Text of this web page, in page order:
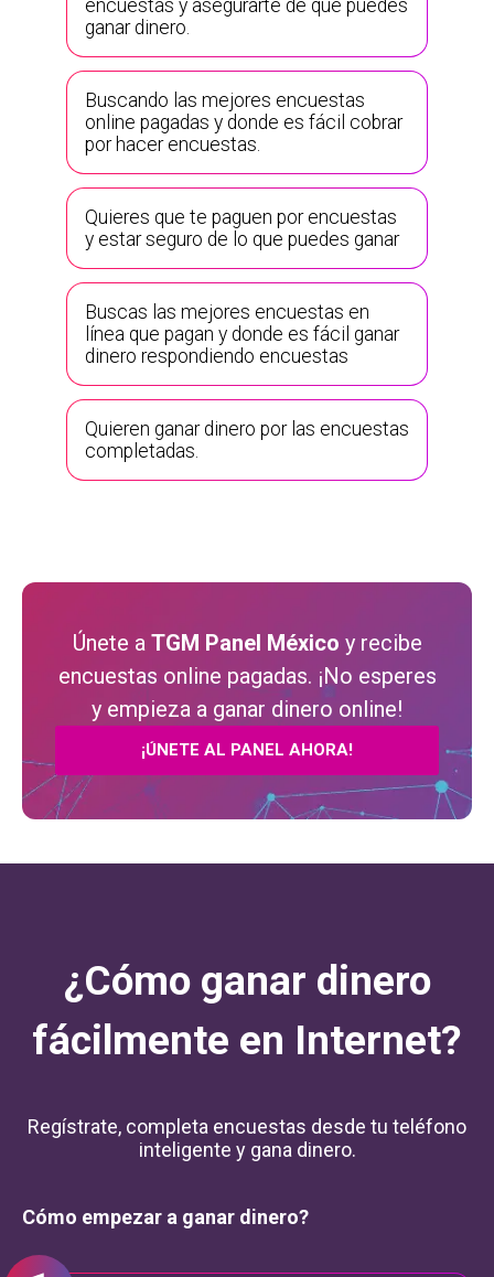
encuestas y asegurarte de que puedes
ganar dinero.
Buscando las mejores encuestas
online pagadas y donde es fácil cobrar
por hacer encuestas.
Quieres que te paguen por encuestas
y estar seguro de lo que puedes ganar
Buscas las mejores encuestas en
línea que pagan y donde es fácil ganar
dinero respondiendo encuestas
Quieren ganar dinero por las encuestas
completadas.
Únete a TGM Panel México y recibe
encuestas online pagadas. ¡No esperes
y empieza a ganar dinero online!
¡ÚNETE AL PANEL AHORA!
¿Cómo ganar dinero
fácilmente en Internet?
Regístrate, completa encuestas desde tu teléfono
inteligente y gana dinero.
Cómo empezar a ganar dinero?